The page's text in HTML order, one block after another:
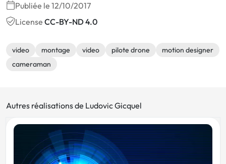
Publiée le 12/10/2017
License CC-BY-ND 4.0
video montage video pilote drone
motion designer
cameraman
Autres réalisations de Ludovic Gicquel